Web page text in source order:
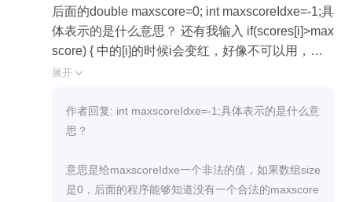
[i]) { maxscore = (int) score[i];//选出最高分数 } } } Sy
stem.out.println("所有科目中成绩最高的是" + (int)
maxscore + "分,以下为最高分数科目"); for (i = 0; i <
totalscorecount; i++) if (maxscore == (int) score[i]) {
"\t");//选出和最高分数相同的科目 } } }
后面的double maxscore=0; int maxscoreIdxe=-1;具
体表示的是什么意思？ 还有我输入 if(scores[i]>max
score) { 中的[i]的时候i会变红，好像不可以用，是
因为什么？
展开 
作者回复: int maxscoreIdxe=-1;具体表示的是什么意
思？
意思是给maxscoreIdxe一个非法的值，如果数组size
是0，后面的程序能够知道没有一个合法的maxscore